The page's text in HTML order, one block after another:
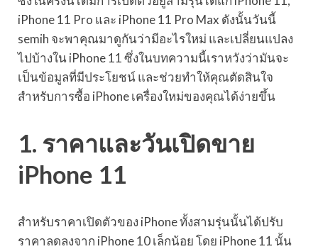
iPhone 11 Pro และ iPhone 11 Pro Max ดังนั้นวันนี้
semih จะพาคุณมาดูกันว่ามีอะไรใหม่ และเปลี่ยนแปลง
ไปบ้างใน iPhone 11 ซึ่งในบทความนี้เราหวังว่ามันจะ
เป็นข้อมูลที่มีประโยชน์ และช่วยทำให้คุณตัดสินใจ
สำหรับการซื้อ iPhone เครื่องใหม่ของคุณได้ง่ายขึ้น
1. ราคาและวันเปิดขาย
iPhone 11
สำหรับราคาเปิดตัวของ iPhone ทั้งสามรุ่นนั้นได้ปรับ
ราคาลดลงจาก iPhone 10 เล็กน้อย โดย iPhone 11 นั้น